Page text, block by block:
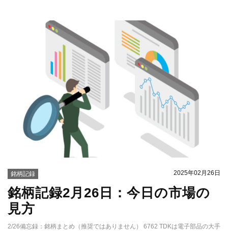
銘柄記録 2025年02月26日
銘柄記録2月26日：今日の市場の
見方
2/26備忘録：銘柄まとめ（推奨ではありません） 6762 TDKは電子部品の大手